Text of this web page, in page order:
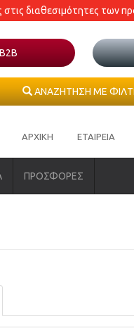
διαθεσιμότητες των
ΑΝΑΖΗΤΗΣΗ ΜΕ
ΑΡΧΙΚΗ ΕΤΑΙΡΕΙΑ
ΠΡΟΣΦΟΡΕΣ